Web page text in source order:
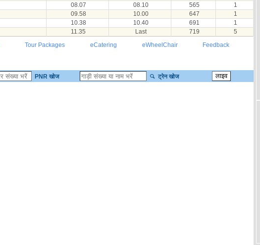
08.07 08.10 565
1
09.58 10.00 647
1
10.38 10.40 691
1
11.35 Last 719
5
Tour Packages eCatering eWheelChair Feedback
PNR खोज ट्रेन खोज